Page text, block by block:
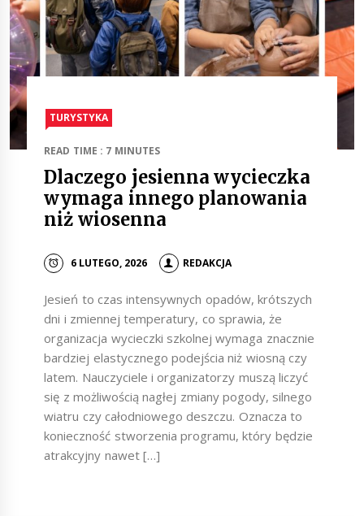
TURYSTYKA
READ TIME : 7 MINUTES
Dlaczego jesienna wycieczka
wymaga innego planowania
niż wiosenna
6 LUTEGO, 2026 REDAKCJA
Jesień to czas intensywnych opadów, krótszych
dni i zmiennej temperatury, co sprawia, że
organizacja wycieczki szkolnej wymaga znacznie
bardziej elastycznego podejścia niż wiosną czy
latem. Nauczyciele i organizatorzy muszą liczyć
się z możliwością nagłej zmiany pogody, silnego
wiatru czy całodniowego deszczu. Oznacza to
konieczność stworzenia programu, który będzie
atrakcyjny nawet […]